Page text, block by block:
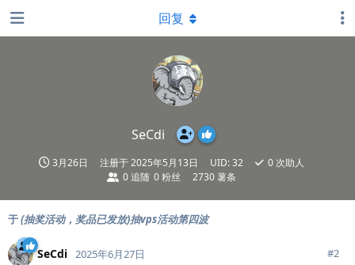
SeCdi
3月26日 注册于2025年5月13日 UID:32 0 次助人
0追随 0粉丝 2730 薯条
回复
于(抽奖活动，奖品已发放)抽vps活动第四波
SeCdi 2025年6月27日 #2